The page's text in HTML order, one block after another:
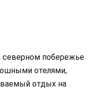
северном побережье
отелями,
отдых на